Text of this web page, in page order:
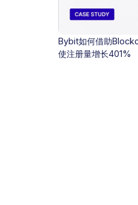
Bybit如何借助
使注册量增长401%